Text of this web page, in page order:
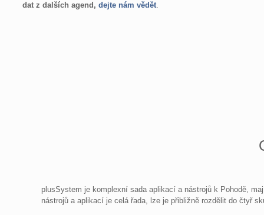
dat z dalších agend,dejte nám vědět.
plusSystem je komplexní sada aplikací a nástrojů k Pohodě,
nástrojů a aplikací je celá řada, lze je přibližně rozdělit do čtyř